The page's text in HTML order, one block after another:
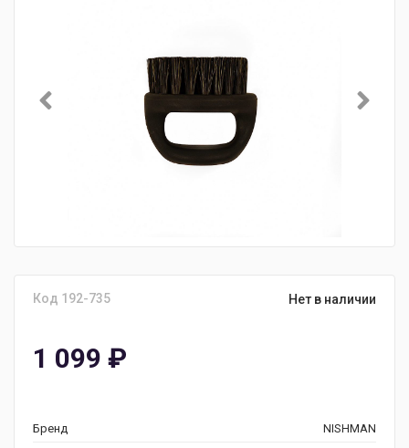
Код 192-735 Нет в наличии
1 099 ₽
Бренд
NISHMAN